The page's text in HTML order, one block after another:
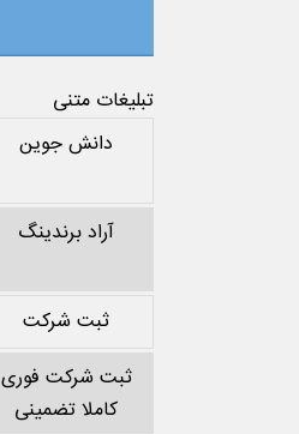
تبلیغات متنی
دانش جوین
آراد برندینگ
ثبت شرکت
ثبت شرکت فوری
کاملا تضمینی